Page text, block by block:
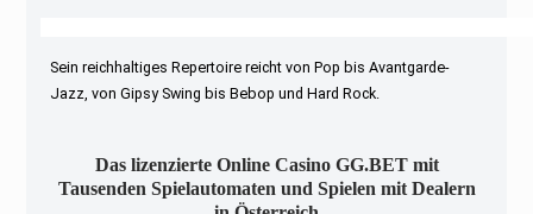
Sein reichhaltiges Repertoire reicht von Pop bis Avantgarde-
Jazz, von Gipsy Swing bis Bebop und Hard Rock.
Das lizenzierte Online Casino GG.BET mit
Tausenden Spielautomaten und Spielen mit Dealern